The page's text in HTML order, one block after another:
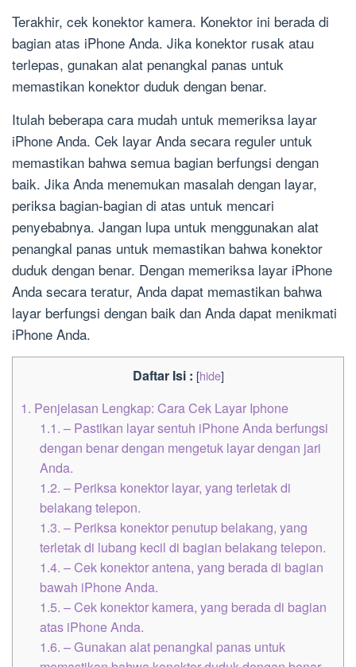
Terakhir, cek konektor kamera. Konektor ini berada di
bagian atas iPhone Anda. Jika konektor rusak atau
terlepas, gunakan alat penangkal panas untuk
memastikan konektor duduk dengan benar.
Itulah beberapa cara mudah untuk memeriksa layar
iPhone Anda. Cek layar Anda secara reguler untuk
memastikan bahwa semua bagian berfungsi dengan
baik. Jika Anda menemukan masalah dengan layar,
periksa bagian-bagian di atas untuk mencari
penyebabnya. Jangan lupa untuk menggunakan alat
penangkal panas untuk memastikan bahwa konektor
duduk dengan benar. Dengan memeriksa layar iPhone
Anda secara teratur, Anda dapat memastikan bahwa
layar berfungsi dengan baik dan Anda dapat menikmati
iPhone Anda.
Daftar Isi : [hide]
1. Penjelasan Lengkap: Cara Cek Layar Iphone
1.1. – Pastikan layar sentuh iPhone Anda berfungsi
dengan benar dengan mengetuk layar dengan jari
Anda.
1.2. – Periksa konektor layar, yang terletak di
belakang telepon.
1.3. – Periksa konektor penutup belakang, yang
terletak di lubang kecil di bagian belakang telepon.
1.4. – Cek konektor antena, yang berada di bagian
bawah iPhone Anda.
1.5. – Cek konektor kamera, yang berada di bagian
atas iPhone Anda.
1.6. – Gunakan alat penangkal panas untuk